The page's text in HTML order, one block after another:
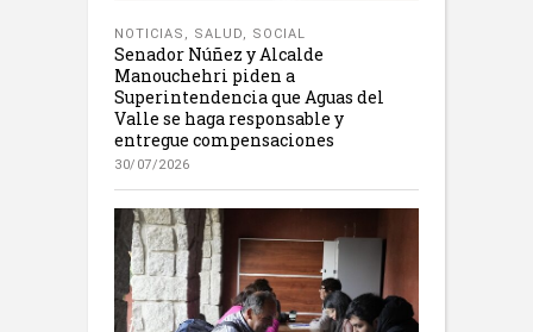
NOTICIAS , SALUD, SOCIAL
Senador Núñez y Alcalde
Manouchehri piden a
Superintendencia que Aguas del
Valle se haga responsable y
entregue compensaciones
30/07/2026